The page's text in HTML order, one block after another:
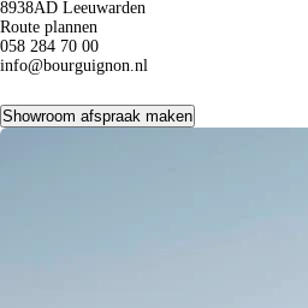
8938AD Leeuwarden
Route plannen
058 284 70 00
info@bourguignon.nl
Showroom afspraak maken